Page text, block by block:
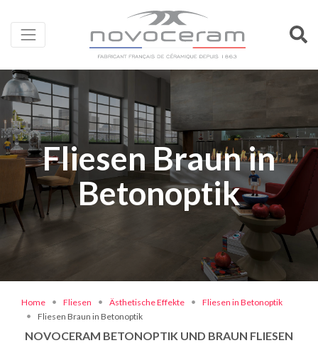
Fliesen Braun in
Betonoptik
Home Fliesen Ästhetische Effekte
Fliesen in Betonoptik
Fliesen Braun in Betonoptik
NOVOCERAM BETONOPTIK UND BRAUN FLIESEN